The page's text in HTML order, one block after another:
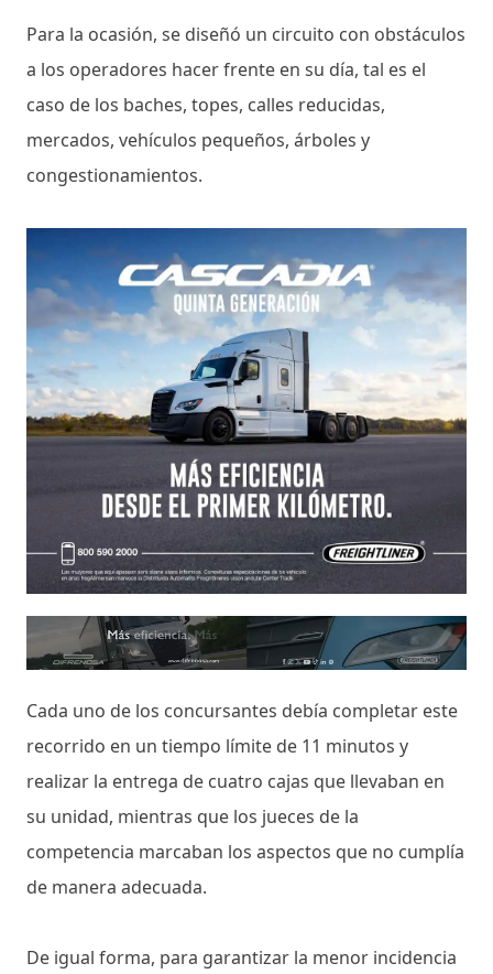
Para la ocasión, se diseñó un circuito con obstáculos
a los operadores hacer frente en su día, tal es el
caso de los baches, topes, calles reducidas,
mercados, vehículos pequeños, árboles y
congestionamientos.
Cada uno de los concursantes debía completar este
recorrido en un tiempo límite de 11 minutos y
realizar la entrega de cuatro cajas que llevaban en
su unidad, mientras que los jueces de la
competencia marcaban los aspectos que no cumplía
de manera adecuada.
De igual forma, para garantizar la menor incidencia